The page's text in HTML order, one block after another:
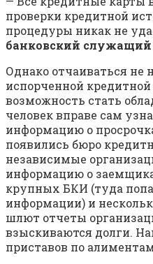
проверки кредитной
процедуры никак не
банковский
Однако отчаиваться не
испорченной кредитной
возможность стать
человек вправе сам
информацию о
появились бюро
независимые
информацию о
крупных БКИ (туда
информации) и
шлют отчеты
взыскиваются долги.
приставов по